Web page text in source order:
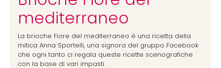
mediterraneo
La brioche Fiore del mediterraneo è una ricetta della
mitica Anna Sportelli, una signora del gruppo Facebook
che ogni tanto ci regala queste ricette scenografiche
con la base di vari impasti.